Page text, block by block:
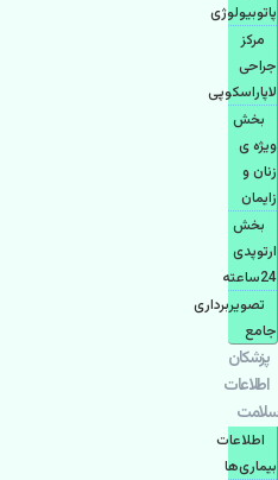
پاتوبیولوژی
مرکز
جراحی
لاپاراسکوپی
بخش
ویژه ی
زنان و
زایمان
بخش
ارتوپدی
24ساعته
تصویربرداری
جامع
پزشكان
اطلاعات
سلامت
اطلاعات
بیماری‌ها